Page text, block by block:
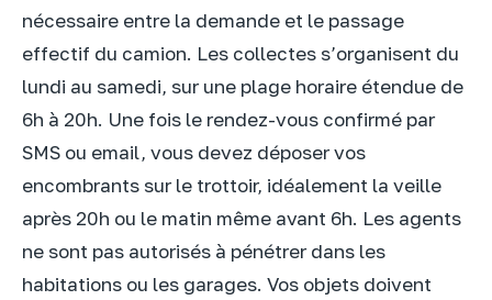
nécessaire entre la demande et le passage
effectif du camion. Les collectes s’organisent du
lundi au samedi, sur une plage horaire étendue de
6h à 20h. Une fois le rendez-vous confirmé par
SMS ou email, vous devez déposer vos
encombrants sur le trottoir, idéalement la veille
après 20h ou le matin même avant 6h. Les agents
ne sont pas autorisés à pénétrer dans les
habitations ou les garages. Vos objets doivent